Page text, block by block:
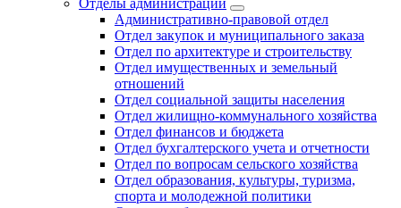
Отделы администрации
Административно-правовой отдел
Отдел закупок и муниципального заказа
Отдел по архитектуре и строительству
Отдел имущественных и земельный
отношений
Отдел социальной защиты населения
Отдел жилищно-коммунального хозяйства
Отдел финансов и бюджета
Отдел бухгалтерского учета и отчетности
Отдел по вопросам сельского хозяйства
Отдел образования, культуры, туризма,
спорта и молодежной политики